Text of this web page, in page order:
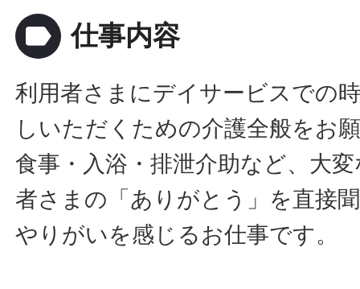
label 仕事内容
利用者さまにデイサービスでの
しいただくための介護全般をお
食事・入浴・排泄介助など、大
者さまの「ありがとう」を直接
やりがいを感じるお仕事です。